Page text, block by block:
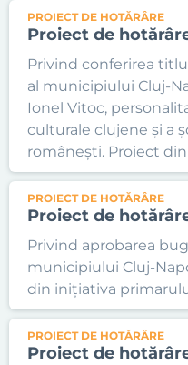
PROIECT DE HOTĂRÂRE
Proiect de
Privind conferirea
al municipiului Cluj-
Ionel Vitoc,
culturale clujene și a
românești. Proiect
PROIECT DE HOTĂRÂRE
Proiect de
Privind aprobarea
municipiului Cluj-
din inițiativa
PROIECT DE HOTĂRÂRE
Proiect de